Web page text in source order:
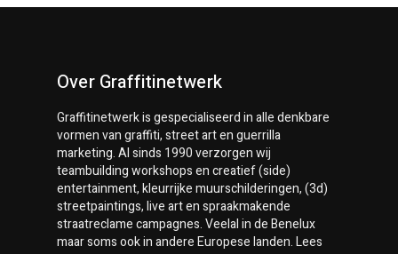
Over Graffitinetwerk
Graffitinetwerkis gespecialiseerd in alle denkbare
vormen van graffiti, street art en guerrilla
marketing. Al sinds 1990 verzorgen wij
teambuilding workshops en creatief (side)
entertainment, kleurrijke muurschilderingen, (3d)
streetpaintings, live art en spraakmakende
straatreclame campagnes. Veelal in de Benelux
maar soms ook in andere Europese landen. Lees